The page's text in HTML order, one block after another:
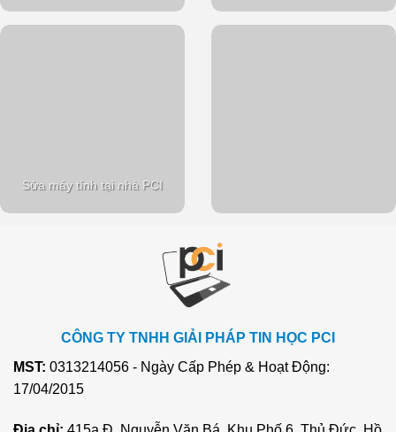
Sửa máy tính tại nhà PCI
CÔNG TY TNHH GIẢI PHÁP TIN HỌC PCI
MST: 0313214056 - Ngày Cấp Phép & Hoạt Động:
17/04/2015